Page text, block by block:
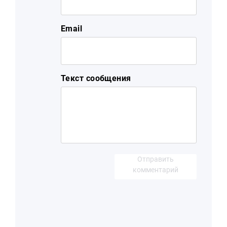
Email
Текст сообщения
Отправить
комментарий